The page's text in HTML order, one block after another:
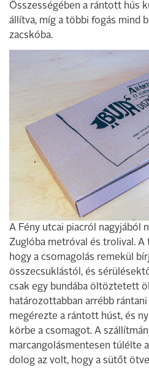
Összességében a rántott hús
állítva, míg a többi fogás mind
zacskóba.
A Fény utcai piacról nagyjából
Zuglóba metróval és trolival. A
hogy a csomagolás remekül
összecsuklástól, és
csak egy bundába öltöztetett
határozottabban arrébb
megérezte a rántott húst, és
körbe a csomagot. A
marcangolásmentesen túlélte
dolog az volt, hogy a sütőt